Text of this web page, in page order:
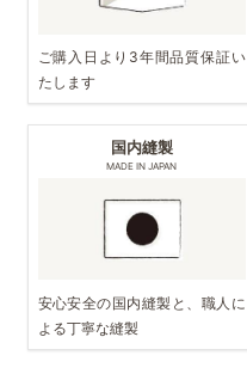
ご購入日より3年間品質保証い
たします
国内縫製
MADE IN JAPAN
安心安全の国内縫製と、職人に
よる丁寧な縫製